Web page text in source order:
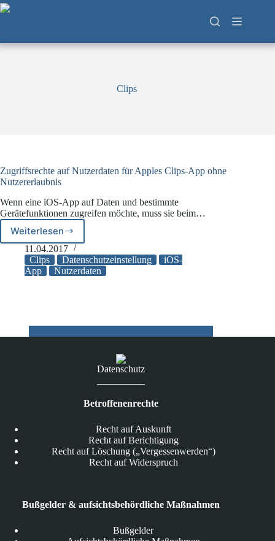
Zum
Inhalt
Clips
Zugriffsrechte auf Nutzerdaten für Apples Clips-App ohne
Nutzererlaubnis
Wenn eine iOS-App auf Daten und bestimmte
Gerätefunktionen zugreifen möchte, muss sie beim…
WeiterlesenZugriffsrechte
auf
Nutzerdaten
für
Nutzererlaubnis
11.04.2017
Clips
Datenschutzeinstellung
iOS-
App
Nutzerdaten
Datenschutz
Betroffenenrechte
Recht auf Auskunft
Recht auf Berichtigung
Recht auf Löschung („Vergessenwerden“)
Recht auf Widerspruch
Bußgelder & aufsichtsbehördliche Maßnahmen
Bußgelder